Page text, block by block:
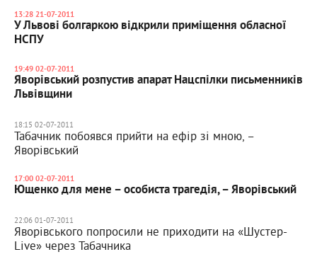
13:28 21-07-2011
У Львові болгаркою відкрили приміщення обласної
НСПУ
19:49 02-07-2011
Яворівський розпустив апарат Нацспілки письменників
Львівщини
18:15 02-07-2011
Табачник побоявся прийти на ефір зі мною, –
Яворівський
17:00 02-07-2011
Ющенко для мене – особиста трагедія, – Яворівський
22:06 01-07-2011
Яворівського попросили не приходити на «Шустер-
Live» через Табачника